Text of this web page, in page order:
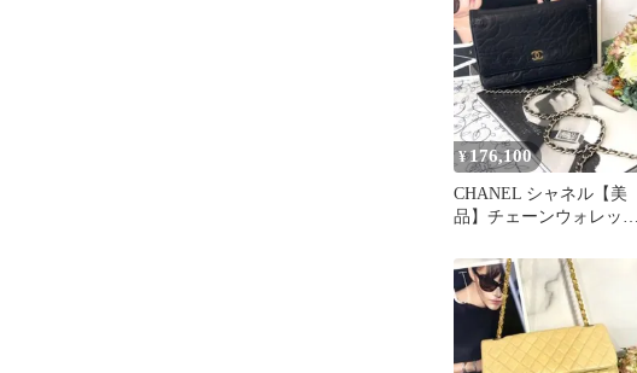
¥176,100
CHANEL シャネル【美
品】チェーンウォレット
ルダー